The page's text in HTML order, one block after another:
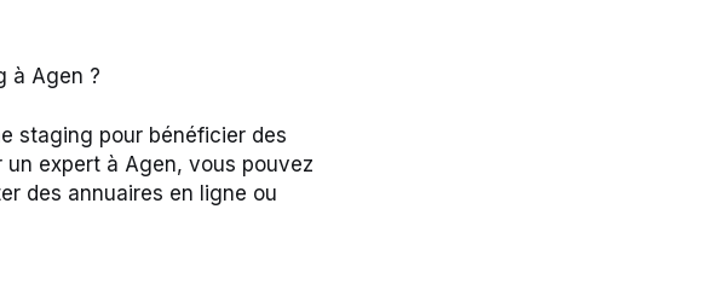
à Agen ?
staging pour bénéficier des
expert à Agen, vous pouvez
des annuaires en ligne ou